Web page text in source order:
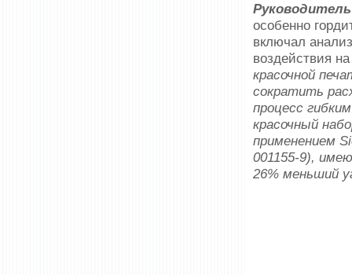
особенно
включал
воздействия
красочной
сократить
процесс
красочный
применением
001155-9),
26% меньший